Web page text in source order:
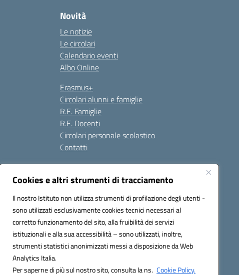
Cookies e altri strumenti di tracciamento
Il nostro Istituto non utilizza strumenti di profilazione degli utenti -
sono utilizzati esclusivamente cookies tecnici necessari al
corretto funzionamento del sito, alla fruibilità dei servizi
istituzionali e alla sua accessibilità – sono utilizzati, inoltre,
strumenti statistici anonimizzati messi a disposizione da Web
Analytics Italia.
Per saperne di più sul nostro sito, consulta la ns. Cookie Policy.
Novità
Le notizie
Le circolari
Calendario eventi
Albo Online
Erasmus+
Circolari alunni e famiglie
R.E. Famiglie
R.E. Docenti
Circolari personale scolastico
Contatti
Seguici su: